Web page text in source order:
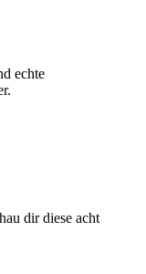
echte
dir diese acht